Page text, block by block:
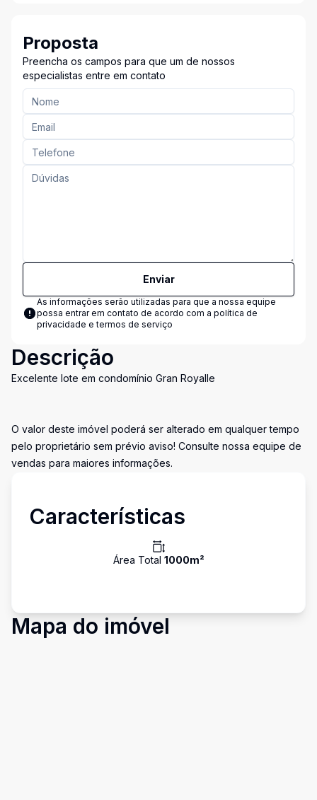
Proposta
Preencha os campos para que um de nossos
especialistas entre em contato
Enviar
As informações serão utilizadas para que a nossa equipe
possa entrar em contato de acordo com a política de
privacidade e termos de serviço
Descrição
Excelente lote em condomínio Gran Royalle
O valor deste imóvel poderá ser alterado em qualquer tempo
pelo proprietário sem prévio aviso! Consulte nossa equipe de
vendas para maiores informações.
Características
Área Total 1000m²
Mapa do imóvel